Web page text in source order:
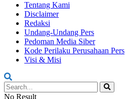
Tentang Kami
Disclaimer
Redaksi
Undang-Undang Pers
Pedoman Media Siber
Kode Perilaku Perusahaan Pers
Visi & Misi
No Result